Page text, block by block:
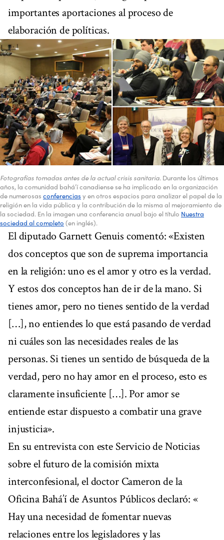
importantes aportaciones al proceso de
elaboración de políticas.
Fotografías tomadas antes de la actual crisis sanitaria. Durante los últimos
años, la comunidad bahá’í canadiense se ha implicado en la organización
de numerosas conferencias y en otros espacios para analizar el papel de la
religión en la vida pública y la contribución de la misma al mejoramiento de
la sociedad. En la imagen una conferencia anual bajo el título Nuestra
sociedad al completo (en inglés).
El diputado Garnett Genuis comentó: «Existen
dos conceptos que son de suprema importancia
en la religión: uno es el amor y otro es la verdad.
Y estos dos conceptos han de ir de la mano. Si
tienes amor, pero no tienes sentido de la verdad
[…], no entiendes lo que está pasando de verdad
ni cuáles son las necesidades reales de las
personas. Si tienes un sentido de búsqueda de la
verdad, pero no hay amor en el proceso, esto es
claramente insuficiente […]. Por amor se
entiende estar dispuesto a combatir una grave
injusticia».
En su entrevista con este Servicio de Noticias
sobre el futuro de la comisión mixta
interconfesional, el doctor Cameron de la
Oficina Bahá’í de Asuntos Públicos declaró: «
Hay una necesidad de fomentar nuevas
relaciones entre los legisladores y las